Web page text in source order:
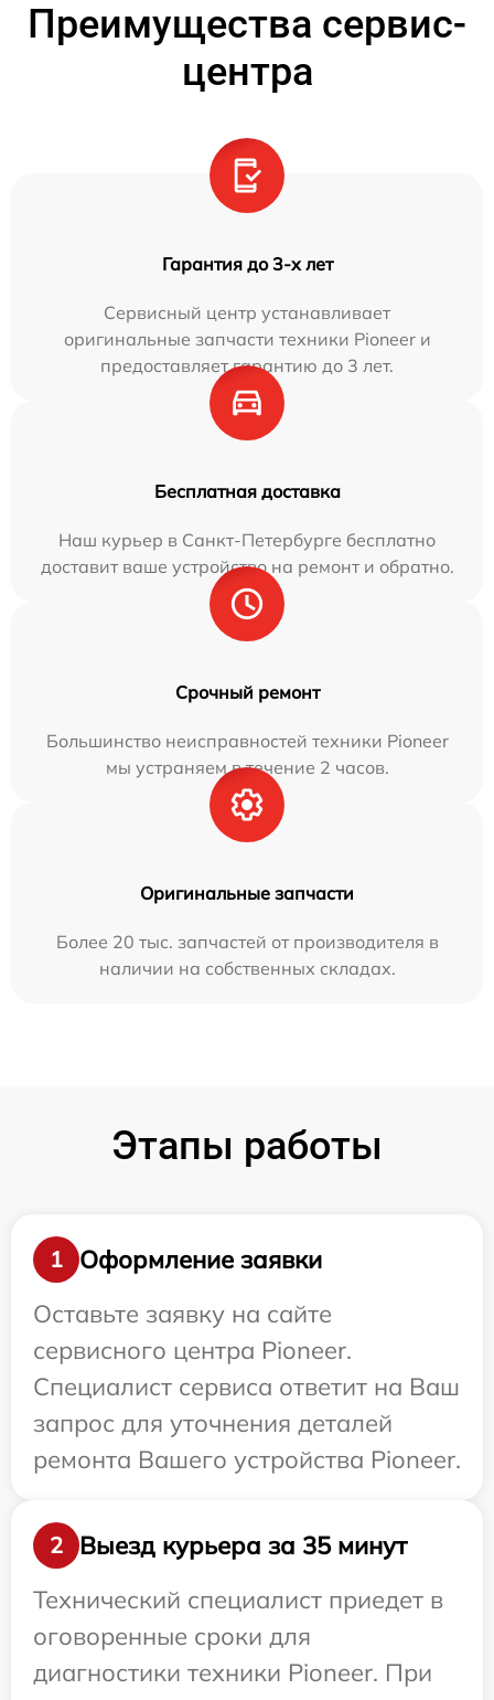
Преимущества сервис-
центра
Гарантия до 3-х лет
Сервисный центр устанавливает
оригинальные запчасти техники Pioneer и
предоставляет гарантию до 3 лет.
Бесплатная доставка
Наш курьер в Санкт-Петербурге бесплатно
доставит ваше устройство на ремонт и обратно.
Срочный ремонт
Большинство неисправностей техники Pioneer
мы устраняем в течение 2 часов.
Оригинальные запчасти
Более 20 тыс. запчастей от производителя в
наличии на собственных складах.
Этапы работы
1
Оформление заявки
Оставьте заявку на сайте
сервисного центра Pioneer.
Специалист сервиса ответит на Ваш
запрос для уточнения деталей
ремонта Вашего устройства Pioneer.
2
Выезд курьера за 35 минут
Технический специалист приедет в
оговоренные сроки для
диагностики техники Pioneer. При